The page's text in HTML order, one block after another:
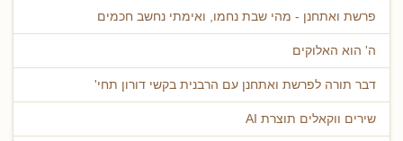
פרשת ואתחנן - מהי שבת נחמו, ואימתי נחשב חכמים
ה' הוא האלוקים
דבר תורה לפרשת ואתחנן עם הרבנית בקשי דורון תחי'
שירים ווקאלים תוצרת AI